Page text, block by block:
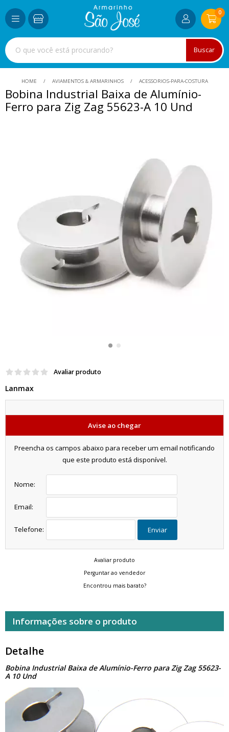
Buscar
0
HOME AVIAMENTOS & ARMARINHOS ACESSORIOS-PARA-COSTURA
Bobina Industrial Baixa de Alumínio-
Ferro para Zig Zag 55623-A 10 Und
Avaliar produto
Lanmax
Avise ao chegar
Preencha os campos abaixo para receber um email notificando
que este produto está disponível.
Nome:
Email:
Telefone: Enviar
Avaliar produto
Perguntar ao vendedor
Encontrou mais barato?
Informações sobre o produto
Detalhe
Bobina Industrial Baixa de Alumínio-Ferro para Zig Zag 55623-
A 10 Und